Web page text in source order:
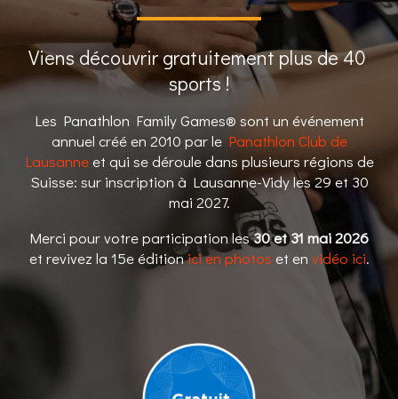
Viens découvrir gratuitement plus de 40
sports !
Les Panathlon Family Games® sont un événement
annuel créé en 2010 par le Panathlon Club de
Lausanneet qui se déroule dans plusieurs régions de
Suisse: sur inscription à Lausanne-Vidy les 29 et 30
mai 2027.
Merci pour votre participation les30 et 31 mai 2026
et revivez la 15e éditionici en photos et en vidéo ici.